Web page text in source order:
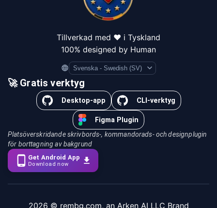
Tillverkad med ❤️ i Tyskland
100% designed by Human
Language
🚀 Gratis verktyg
Desktop-app CLI-verktyg
Figma Plugin
Platsöverskridande skrivbords-, kommandorads- och designplugin
för borttagning av bakgrund
Get Android App
Download now
2026 © rembg.com, an Arken AI LLC Brand